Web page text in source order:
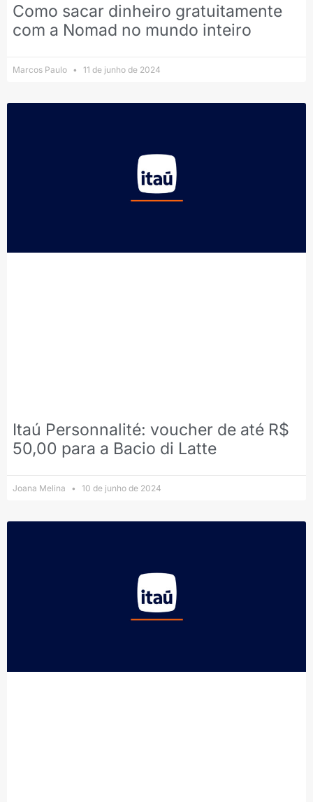
Como sacar dinheiro gratuitamente
com a Nomad no mundo inteiro
Marcos Paulo 11 de junho de 2024
Itaú Personnalité: voucher de até R$
50,00 para a Bacio di Latte
Joana Melina 10 de junho de 2024